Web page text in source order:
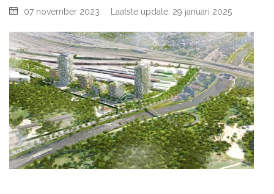
07 november 2023 Laatste update: 29 januari 2025